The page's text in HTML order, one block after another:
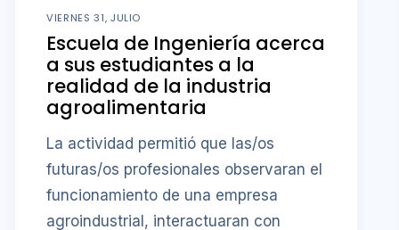
VIERNES 31, JULIO
Escuela de Ingeniería acerca
a sus estudiantes a la
realidad de la industria
agroalimentaria
La actividad permitió que las/os
futuras/os profesionales observaran el
funcionamiento de una empresa
agroindustrial, interactuaran con